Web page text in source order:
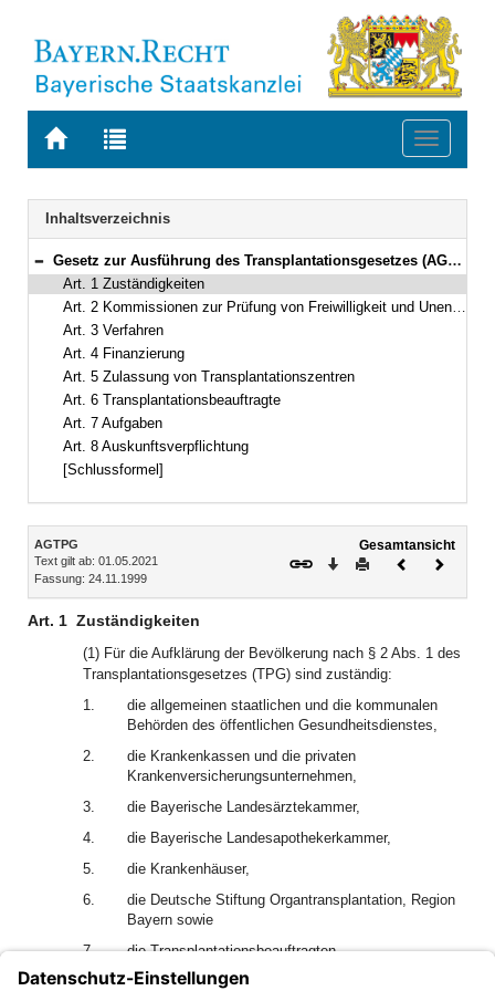
Zur
BAYERN.RECHT
Zur
letzten
Suche
Toggle
Navigation
Inhaltsverzeichnis
Bereich reduzieren
Gesetz zur Ausführung des Transplantationsgesetzes (AGTPG) Vom 24. November 1999 (GVBl. S. 464) BayRS 212-2-G (Art. 1–8)
Art. 1 Zuständigkeiten
Art. 2 Kommissionen zur Prüfung von Freiwilligkeit und Unentgeltlichkeit der Lebendspende
Art. 3 Verfahren
Art. 4 Finanzierung
Art. 5 Zulassung von Transplantationszentren
Art. 6 Transplantationsbeauftragte
Art. 7 Aufgaben
Art. 8 Auskunftsverpflichtung
[Schlussformel]
Inhalt
AGTPG
Text gilt ab: 01.05.2021
Fassung: 24.11.1999
Gesamtansicht
Download
DruckenVorheriges
Art. 1 Zuständigkeiten
(1) Für die Aufklärung der Bevölkerung nach § 2 Abs. 1 des
Transplantationsgesetzes (TPG) sind zuständig:
1.
die allgemeinen staatlichen und die kommunalen
Behörden des öffentlichen Gesundheitsdienstes,
2.
die Krankenkassen und die privaten
Krankenversicherungsunternehmen,
3.
die Bayerische Landesärztekammer,
4.
die Bayerische Landesapothekerkammer,
5.
die Krankenhäuser,
6.
die Deutsche Stiftung Organtransplantation, Region
Bayern sowie
7.
die Transplantationsbeauftragten.